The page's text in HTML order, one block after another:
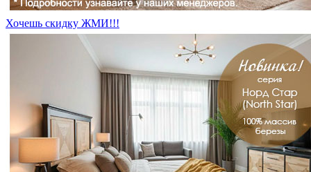
Хочешь скидку ЖМИ!!!